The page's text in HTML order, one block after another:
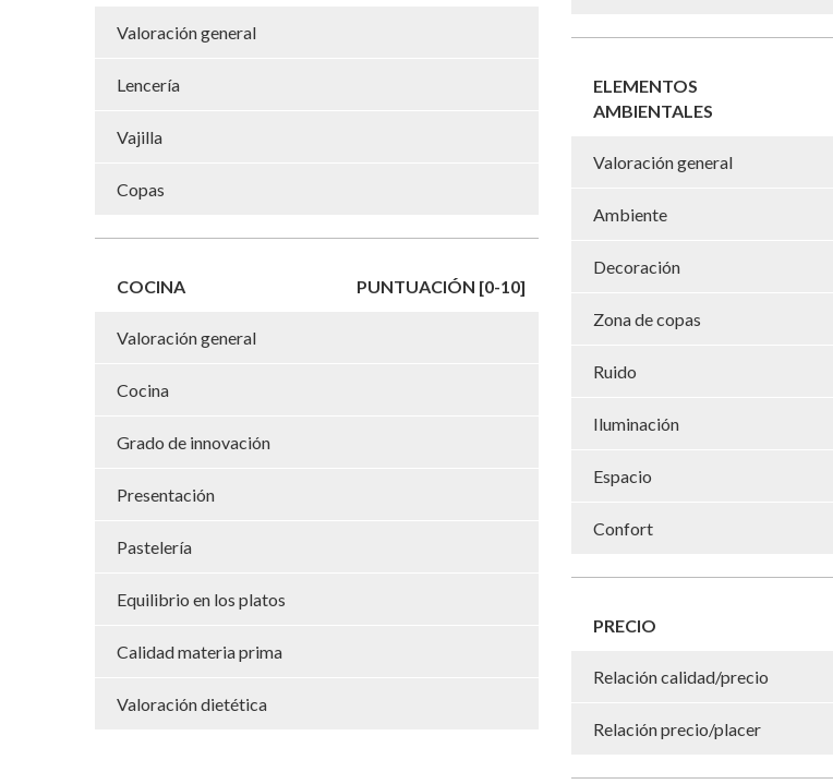
Valoración general
Lencería
Vajilla
Copas
COCINA PUNTUACIÓN [0-10]
Valoración general
Cocina
Grado de innovación
Presentación
Pastelería
Equilibrio en los platos
Calidad materia prima
Valoración dietética
ELEMENTOS
AMBIENTALES
Valoración general
Ambiente
Decoración
Zona de copas
Ruido
Iluminación
Espacio
Confort
PRECIO
Relación calidad/precio
Relación precio/placer